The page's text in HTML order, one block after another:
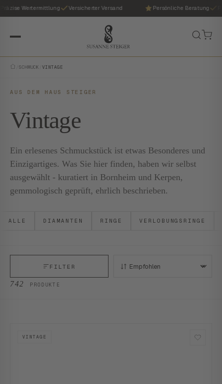
Wertermittlung Versicherter Versand Persönliche Beratung
SCHMUCK /VINTAGE
AUS DEM HAUS STEIGER
Vintage
Ein erlesenes Schmuckstück ist etwas Besonderes und
Einzigartiges. Was Sie hier finden, haben wir selbst
ausgewählt - kuratiert in Bornheim und Kerpen,
gemmologisch geprüft, ehrlich beschrieben.
ALLE DIAMANTEN RINGE VERLOBUNGSRINGE
742 PRODUKTE
FILTER SORTIEREN:
VINTAGE